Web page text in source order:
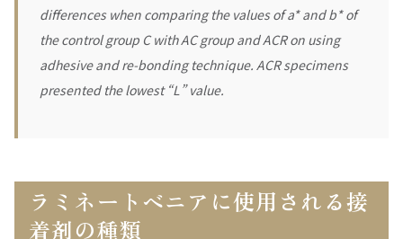
differences when comparing the values of a* and b* of
the control group C with AC group and ACR on using
adhesive and re-bonding technique. ACR specimens
presented the lowest “L” value.
ラミネートベニアに使用される接
着剤の種類